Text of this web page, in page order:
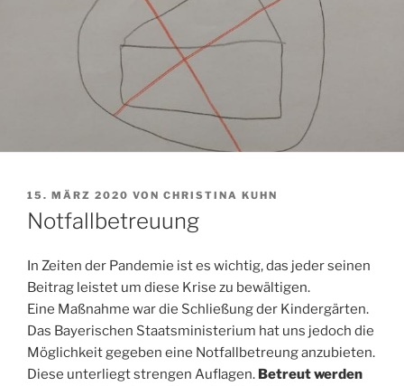
VERÖFFENTLICHT
AM
15. MÄRZ 2020 VON CHRISTINA KUHN
Notfallbetreuung
In Zeiten der Pandemie ist es wichtig, das jeder seinen
Beitrag leistet um diese Krise zu bewältigen.
Eine Maßnahme war die Schließung der Kindergärten.
Das Bayerischen Staatsministerium hat uns jedoch die
Möglichkeit gegeben eine Notfallbetreung anzubieten.
Diese unterliegt strengen Auflagen. Betreut werden